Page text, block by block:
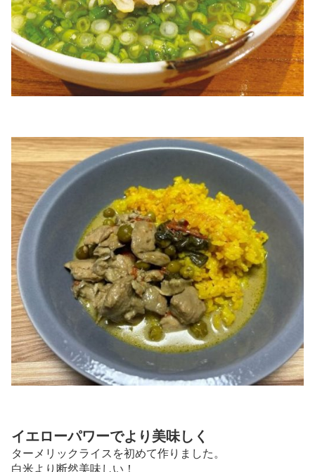
イエローパワーでより美味しく
ターメリックライスを初めて作りました。
白米より断然美味しい！